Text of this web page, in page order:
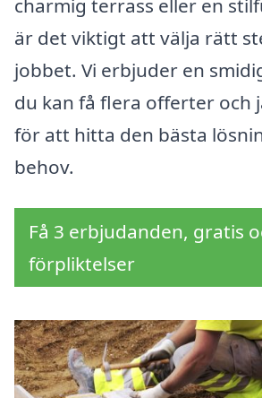
charmig terrass eller en
är det viktigt att välja rätt
jobbet. Vi erbjuder en
du kan få flera offerter och
för att hitta den bästa
behov.
Få 3 erbjudanden, gratis
förpliktelser